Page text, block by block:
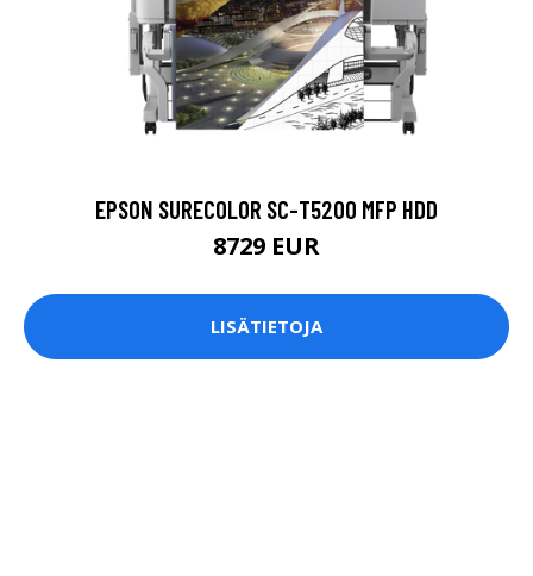
EPSON SURECOLOR SC-T5200 MFP HDD
8729 EUR
LISÄTIETOJA